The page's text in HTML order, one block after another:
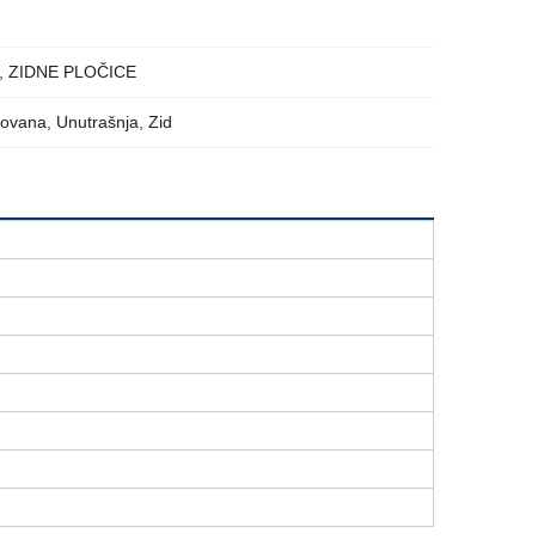
ZIDNE PLOČICE
Unutrašnja Zid